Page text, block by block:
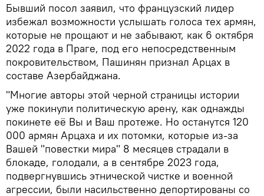
Бывший посол заявил, что французский лидер
избежал возможности услышать голоса тех армян,
которые не прощают и не забывают, как 6 октября
2022 года в Праге, под его непосредственным
покровительством, Пашинян признал Арцах в
составе Азербайджана.
"Многие авторы этой черной страницы истории
уже покинули политическую арену, как однажды
покинете её Вы и Ваш протеже. Но останутся 120
000 армян Арцаха и их потомки, которые из-за
Вашей "повестки мира" 8 месяцев страдали в
блокаде, голодали, а в сентябре 2023 года,
подвергнувшись этнической чистке и военной
агрессии, были насильственно депортированы со